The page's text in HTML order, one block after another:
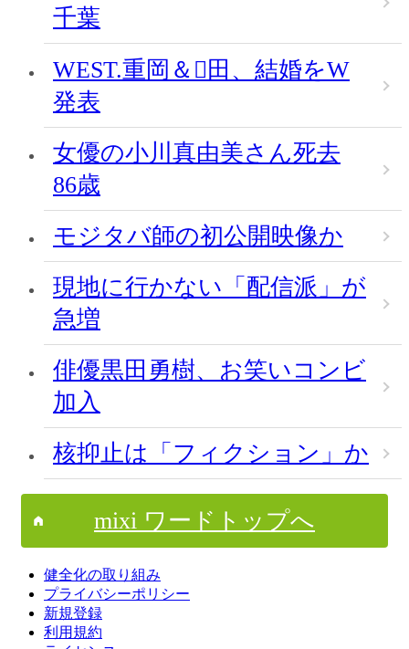
千葉
WEST.重岡＆田、結婚をW
発表
女優の小川真由美さん死去
86歳
モジタバ師の初公開映像か
現地に行かない「配信派」が
急増
俳優黒田勇樹、お笑いコンビ
加入
核抑止は「フィクション」か
mixi ワードトップへ
健全化の取り組み
プライバシーポリシー
新規登録
利用規約